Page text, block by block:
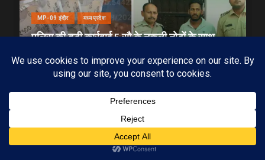
MP-09 इंदौर मध्यप्रदेश
पुलिस की बड़ी कार्रवाई 5 सौ के नकली नोटों के साथ
03/08/2026 KAMALGIRI GOSWAMI